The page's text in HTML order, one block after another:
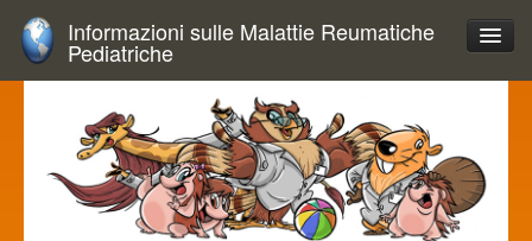
Informazioni sulle Malattie Reumatiche
Pediatriche